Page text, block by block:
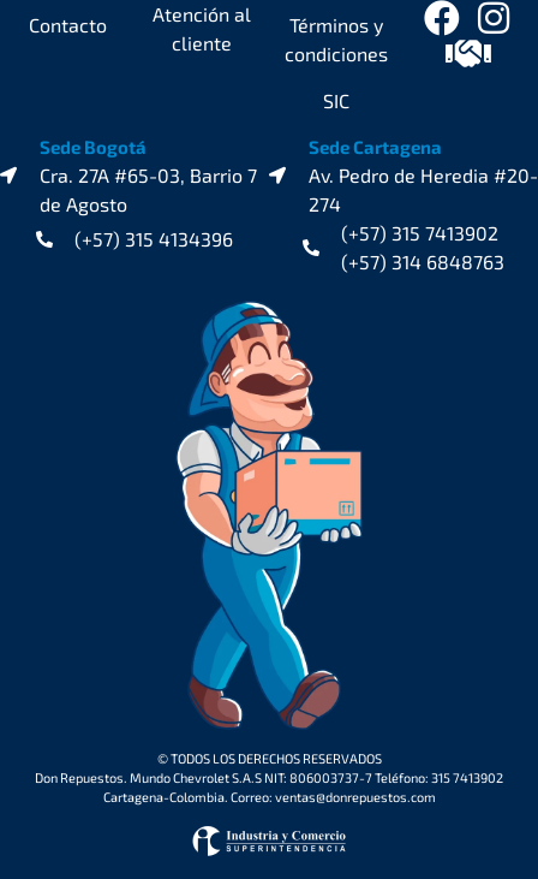
Contacto
Atención al
cliente
Términos y
condiciones
SIC
Sede Bogotá
Cra. 27A #65-03, Barrio 7
de Agosto
(+57) 315 4134396
Sede Cartagena
Av. Pedro de Heredia #20-
274
(+57) 315 7413902
(+57) 314 6848763
© TODOS LOS DERECHOS RESERVADOS
Don Repuestos. Mundo Chevrolet S.A.S NIT: 806003737-7 Teléfono: 315 7413902
Cartagena-Colombia. Correo: ventas@donrepuestos.com